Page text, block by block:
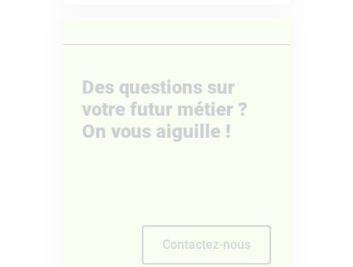
Des questions sur
votre futur métier ?
On vous aiguille !
Contactez-nous